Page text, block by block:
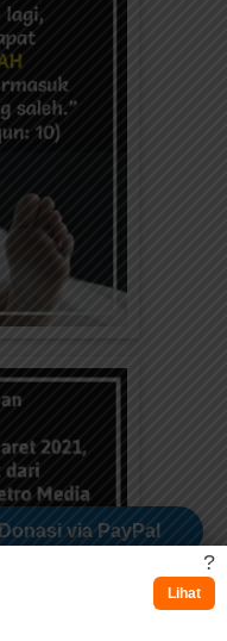
Donasi via PayPal
Dukung via Kitabisa
?
Lihat